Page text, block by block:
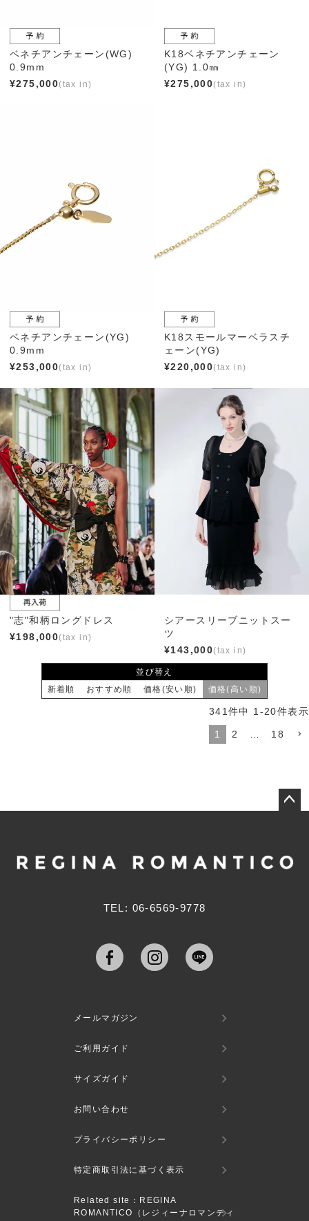
ベネチアンチェーン(WG)
0.9mm
¥275,000
K18ベネチアンチェーン
(YG) 1.0㎜
¥275,000
ベネチアンチェーン(YG)
0.9mm
¥253,000
K18スモールマーベラスチ
ェーン(YG)
¥220,000
"志"和柄ロングドレス
¥198,000
シアースリーブニットスー
ツ
¥143,000
並び替え
新着順
おすすめ順 価格(安い順) 価格(高い順)
341 件中 1 -20件表示
1 2 18
へ
TEL: 06-6569-9778
メールマガジン
ご利用ガイド
サイズガイド
お問い合わせ
プライバシーポリシー
特定商取引法に基づく表示
Related site：REGINA
ROMANTICO（レジィーナロマンティ